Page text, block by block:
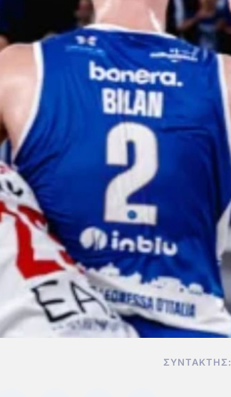
ΣΥΝΤΆΚΤΗΣ: